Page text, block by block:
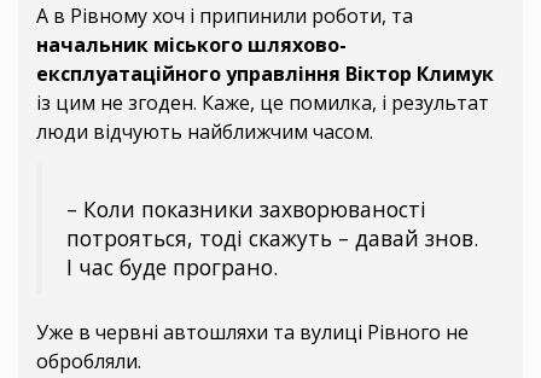
А в Рівному хоч і припинили роботи, та
начальник міського шляхово-
експлуатаційного управління Віктор Климук
із цим не згоден. Каже, це помилка, і результат
люди відчують найближчим часом.
– Коли показники захворюваності
потрояться, тоді скажуть – давай знов.
І час буде програно.
Уже в червні автошляхи та вулиці Рівного не
обробляли.